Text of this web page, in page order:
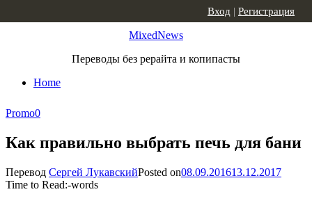
MixedNews
Переводы без рерайта и копипасты
Home
Вход | Регистрация
Promo0
Как правильно выбрать печь для бани
Перевод Сергей ЛукавскийPosted on08.09.201613.12.2017
Time to Read:-words